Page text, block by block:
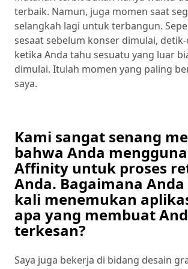
terbaik. Namun, juga momen saat
selangkah lagi untuk terbangun.
sesaat sebelum konser dimulai,
ketika Anda tahu sesuatu yang luar
dimulai. Itulah momen yang paling
saya.
Kami sangat senang
bahwa Anda
Affinity untuk proses
Anda. Bagaimana
kali menemukan
apa yang membuat
terkesan?
Saya juga bekerja di bidang desain